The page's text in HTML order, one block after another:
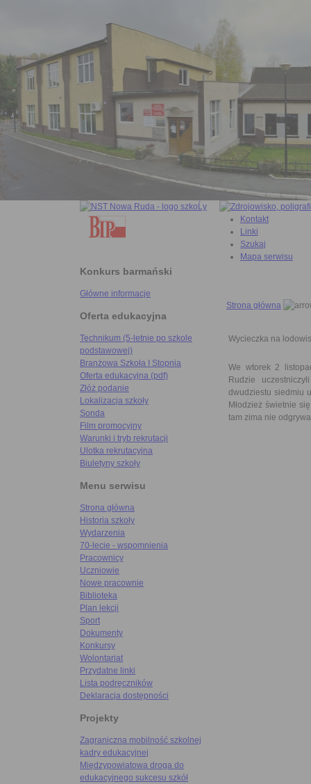
Konkurs barmański
Główne informacje
Oferta edukacyjna
Technikum (5-letnie po szkole
podstawowej)
Branżowa Szkoła I Stopnia
Oferta edukacyjna (pdf)
Złóż podanie
Lokalizacja szkoły
Sonda
Film promocyjny
Warunki i tryb rekrutacji
Ulotka rekrutacyjna
Biuletyny szkoły
Menu serwisu
Strona główna
Historia szkoły
Wydarzenia
70-lecie - wspomnienia
Pracownicy
Uczniowie
Nowe pracownie
Biblioteka
Plan lekcji
Sport
Dokumenty
Konkursy
Wolontariat
Przydatne linki
Lista podręczników
Deklaracja dostępności
Projekty
Zagraniczna mobilność szkolnej
kadry edukacyjnej
Międzypowiatowa droga do
edukacyjnego sukcesu szkół
Kontakt
Linki
Szukaj
Mapa serwisu
Strona główna
Wycieczka na
We wtorek 2
Rudzie
dwudziestu siedmiu
Młodzież świetnie
tam zima nie